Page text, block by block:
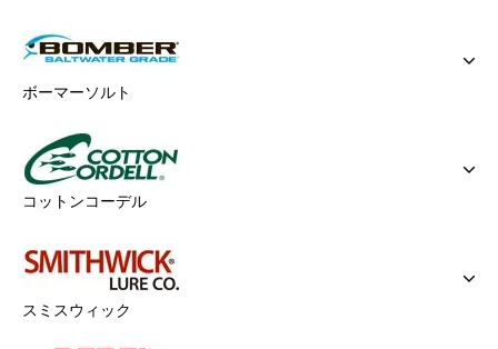
ボーマーソルト
コットンコーデル
スミスウィック